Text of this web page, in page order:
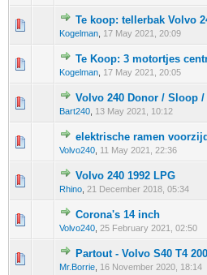
Te koop: tellerbak Volvo
Kogelman 17 May 2021, 20:09
0 stem - 0 van 5
12345
Te Koop: 3 motortjes
Kogelman 17 May 2021, 20:05
0 stem - 0 van 5
12 345
Volvo 240 Donor / Sloop
Bart240 13 May 2021, 10:12
0 stem - 0 van 5
12345
elektrische ramen
Volvo240 11 May 2021, 22:36
0 stem - 0 van 5
12345
Volvo 240 1992 LPG
Rhino 21 December 2018, 05:34
0 stem - 0 van 5
12
Corona's 14 inch
Volvo240 25 February 2021, 02:50
0 stem - 0 van 5
Partout - Volvo S40 T4
Mr.Borrie 16 November 2020, 18:14
0 stem - 0 van 5
1 2 345